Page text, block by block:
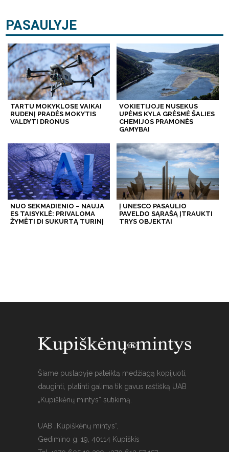
PASAULYJE
TARTU MOKYKLOSE VAIKAI
RUDENĮ PRADĖS MOKYTIS
VALDYTI DRONUS
VOKIETIJOJE NUSEKUS
UPĖMS KYLA GRĖSMĖ ŠALIES
CHEMIJOS PRAMONĖS
GAMYBAI
NUO SEKMADIENIO – NAUJA
ES TAISYKLĖ: PRIVALOMA
ŽYMĖTI DI SUKURTĄ TURINĮ
Į UNESCO PASAULIO
PAVELDO SĄRAŠĄ ĮTRAUKTI
TRYS OBJEKTAI
Šiame puslapyje pateiktą medžiagą kopijuoti,
dauginti, platinti galima tik gavus raštišką UAB
„Kupiškėnų mintys“ sutikimą.
UAB „Kupiškėnų mintys“,
Gedimino g. 19, 40114 Kupiškis